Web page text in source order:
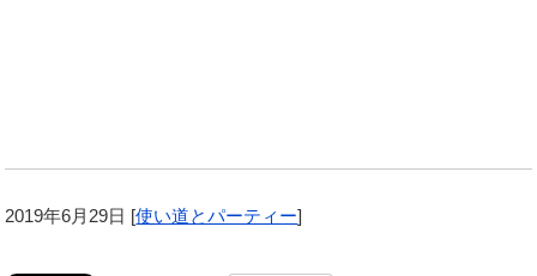
2019年6月29日 [使い道とパーティー]